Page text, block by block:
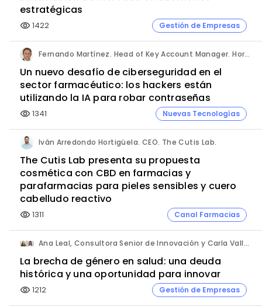
estratégicas
visibility 1422 Gestión de Empresas
Fernando Martínez. Head of Key Account Manager. Hornetsecurity.
Un nuevo desafío de ciberseguridad en el
sector farmacéutico: los hackers están
utilizando la IA para robar contraseñas
visibility 1341 Nuevas Tecnologías
Iván Arredondo Hortigüela. CEO. The Cutis Lab.
The Cutis Lab presenta su propuesta
cosmética con CBD en farmacias y
parafarmacias para pieles sensibles y cuero
cabelludo reactivo
visibility 1311 Canal Farmacias
Ana Leal, Consultora Senior de Innovación y Carla Vallès, Manager. ANIMA.
La brecha de género en salud: una deuda
histórica y una oportunidad para innovar
visibility 1212 Gestión de Empresas